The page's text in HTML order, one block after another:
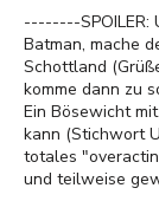
--------SPOILER:
Batman, mache
Schottland
komme dann zu
Ein Bösewicht
kann (Stichwort
totales
und teilweise